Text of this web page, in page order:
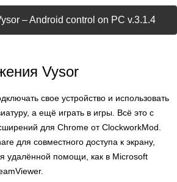
– Android control on PC v.3.1.4
Vysor
свое устройство и использовать
а ещё играть в игры. Всё это с
для Chrome от ClockworkMod.
для совместного доступа к экрану,
удалённой помощи, как в Microsoft